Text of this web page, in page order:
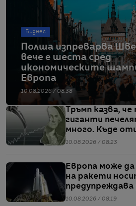
Бизнес
Полша изпреварва
вече е шеста сред
икономическите
Европа
10.08.2026 / 08:38
Тръмп казва,
гиганти
много. Къде
им кеш?
10.08.2026 / 08:23
Европа може
на ракети
на ЕКА
10.08.2026 / 08:19